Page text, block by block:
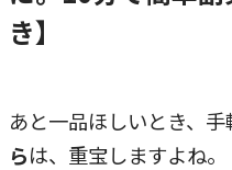
き】
あと一品ほしいとき、手
らは、重宝しますよね。